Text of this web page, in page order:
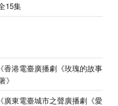
15集
香港電臺廣播劇《玫瑰的故事
》
廣東電臺城市之聲廣播劇《愛